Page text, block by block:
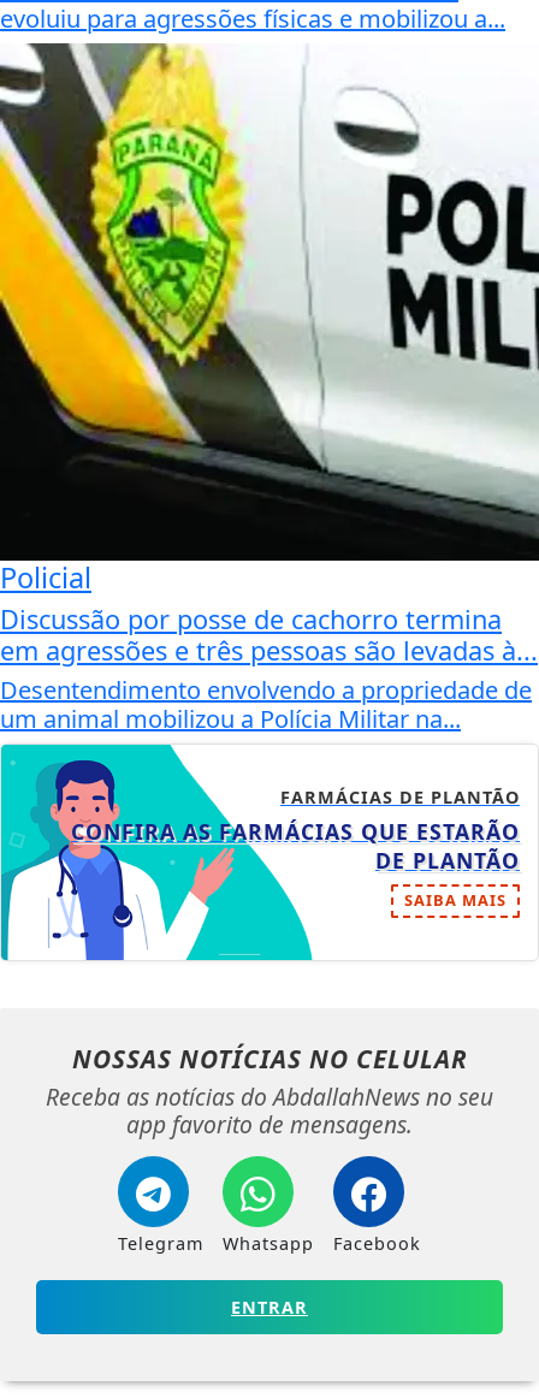
evoluiu para agressões físicas e mobilizou a...
Policial
Discussão por posse de cachorro termina
em agressões e três pessoas são levadas à...
Desentendimento envolvendo a propriedade de
um animal mobilizou a Polícia Militar na...
FARMÁCIAS DE PLANTÃO
CONFIRA AS FARMÁCIAS QUE ESTARÃO
DE PLANTÃO
SAIBA MAIS
NOSSAS NOTÍCIAS NO CELULAR
Receba as notícias do AbdallahNews no seu
app favorito de mensagens.
Telegram Whatsapp Facebook
ENTRAR